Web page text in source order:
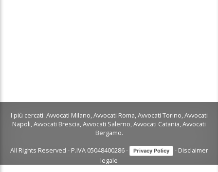
I più cercati: Avvocati Milano,Avvocati Roma,Avvocati Torino,Avvocati
Napoli,Avvocati Brescia,Avvocati Salerno,Avvocati Catania,Avvocati
Bergamo.
All Rights Reserved - P.IVA 05048400286 -
Privacy Policy - Disclaimer
legale